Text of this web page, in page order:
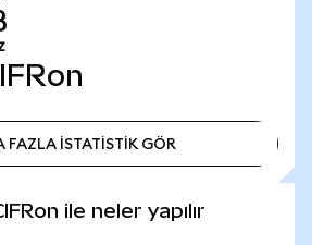
FAZLA İSTATİSTİK GÖR
ile neler yapılır